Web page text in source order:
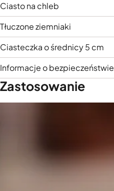
Ciasto na chleb
Tłuczone ziemniaki
Ciasteczka o średnicy 5 cm
Informacje o bezpieczeństwie
Zastosowanie